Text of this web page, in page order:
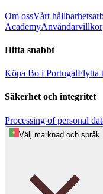
Om ossVårt
AcademyAnvändarvillkor
Hitta snabbt
Köpa Bo i PortugalFlytta
Säkerhet och integritet
Processing of personal
Välj marknad och språk